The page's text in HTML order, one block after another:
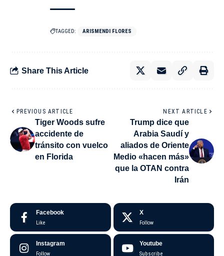
TAGGED: ARISMENDI FLORES
Share This Article
PREVIOUS ARTICLE
Tiger Woods sufre
accidente de
tránsito con vuelco
en Florida
NEXT ARTICLE
Trump dice que
Arabia Saudí y
aliados de Oriente
Medio «hacen más»
que la OTAN contra
Irán
Facebook
Like
X
Follow
Instagram
Follow
Youtube
Subscribe